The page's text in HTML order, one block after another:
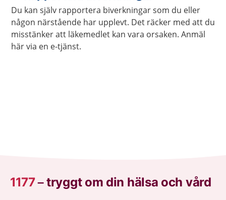
Du kan själv rapportera biverkningar som du eller
någon närstående har upplevt. Det räcker med att du
misstänker att läkemedlet kan vara orsaken. Anmäl
här via en e-tjänst.
1177–tryggt om din hälsa och vård